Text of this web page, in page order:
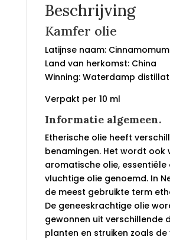
Beschrijving
Kamfer olie
Latijnse naam:
Land van herkomst: China
Winning: Waterdamp
Verpakt per 10 ml
Informatie algemeen.
Etherische olie heeft
benamingen. Het wordt ook
aromatische olie, essentiële
vluchtige olie genoemd. In
de meest gebruikte term
De geneeskrachtige olie
gewonnen uit verschillende
planten en struiken zoals de